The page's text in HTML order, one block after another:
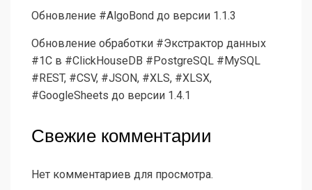
Обновление #AlgoBond до версии 1.1.3
Обновление обработки #Экстрактор данных
#1С в #ClickHouseDB #PostgreSQL #MySQL
#REST, #CSV, #JSON, #XLS, #XLSX,
#GoogleSheets до версии 1.4.1
Свежие комментарии
Нет комментариев для просмотра.